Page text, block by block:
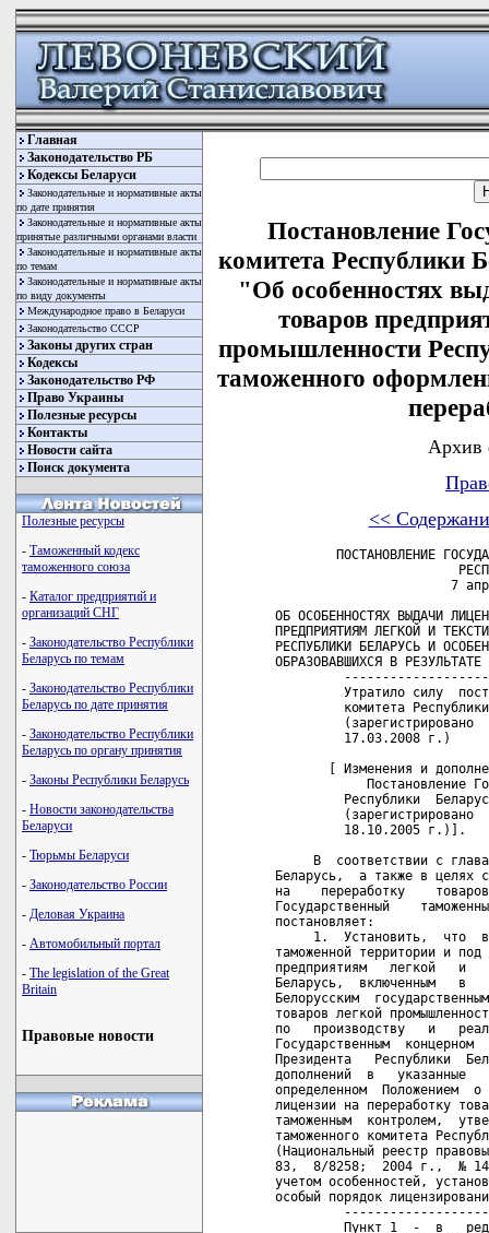
Главная
Законодательство РБ
Кодексы Беларуси
Законодательные и нормативные акты
по дате принятия
Законодательные и нормативные акты
принятые различными органами власти
Законодательные и нормативные акты
по темам
Законодательные и нормативные акты
по виду документы
Международное право в Беларуси
Законодательство СССР
Законы других стран
Кодексы
Законодательство РФ
Право Украины
Полезные ресурсы
Контакты
Новости сайта
Поиск документа
Полезные ресурсы
- Таможенный кодекс
таможенного союза
- Каталог предприятий и
организаций СНГ
- Законодательство Республики
Беларусь по темам
- Законодательство Республики
Беларусь по дате принятия
- Законодательство Республики
Беларусь по органу принятия
- Законы Республики Беларусь
- Новости законодательства
Беларуси
- Тюрьмы Беларуси
- Законодательство России
- Деловая Украина
- Автомобильный портал
- The legislation of the Great
Britain
Правовые новости
Постановление
комитета Республики
"Об особенностях
товаров
промышленности
таможенного
Архив
<<
ПОСТАНОВЛЕНИЕ ГОСУДАРСТВЕННОГО ТАМОЖЕННОГО КОМИТЕТА
                        РЕСПУБЛИКИ БЕЛАРУСЬ
                       7 апреля 2003 г. № 28

ОБ ОСОБЕННОСТЯХ ВЫДАЧИ ЛИЦЕНЗИИ НА ПЕРЕРАБОТКУ ТОВАРОВ
ПРЕДПРИЯТИЯМ ЛЕГКОЙ И ТЕКСТИЛЬНОЙ ПРОМЫШЛЕННОСТИ
РЕСПУБЛИКИ БЕЛАРУСЬ И ОСОБЕННОСТЯХ ТАМОЖЕННОГО ОФОРМЛЕНИЯ
ОБРАЗОВАВШИХСЯ В РЕЗУЛЬТАТЕ ПЕРЕРАБОТКИ ТОВАРОВ
         --------------------------------------------------------+++
         Утратило силу  постановлением  Государственного таможенного
         комитета Республики Беларусь от 26 февраля  2008  г.  №  29
         (зарегистрировано  в  Национальном  реестре  - № 8/18407 от
         17.03.2008 г.)    

       [ Изменения и дополнения:
            Постановление Государственного    таможенного   комитета
         Республики  Беларусь  от   5   октября   2005   г.   №   69
         (зарегистрировано  в  Национальном  реестре  - № 8/13250 от
         18.10.2005 г.)].

     В  соответствии с главами 9 и 10 Таможенного кодекса Республики
Беларусь,  а также в целях совершенствования порядка выдачи лицензий
на    переработку    товаров    и   упрощения  таможенных   процедур
Государственный    таможенный    комитет    Республики      Беларусь
постановляет:
     1.  Установить,  что  выдача лицензий на переработку товаров на
таможенной территории и под таможенным контролем (далее -  лицензии)
предприятиям   легкой   и   текстильной   промышленности  Республики
Беларусь,  включенным   в   перечни,   утверждаемые   соответственно
Белорусским  государственным  концерном по производству и реализации
товаров легкой промышленности, Белорусским государственным концерном
по   производству   и   реализации  товаров  народного  потребления,
Государственным  концерном  "Белхудожпромыслы"   Управления   делами
Президента   Республики  Беларусь,  а  также  внесение  изменений  и
дополнений  в   указанные   лицензии   осуществляются   в   порядке,
определенном  Положением  о  порядке выдачи,  аннулирования и отзыва
лицензии на переработку товаров на (вне) таможенной территории и под
таможенным  контролем,  утвержденным постановлением Государственного
таможенного комитета Республики Беларусь от 23  мая  2002  г.  №  32
(Национальный реестр правовых актов Республики Беларусь,  2002 г., №
83,  8/8258;  2004 г.,  № 144,  8/11465; 2005 г., № 125, 8/12980), с
учетом особенностей, установленных настоящим постановлением (далее -
особый порядок лицензирования).
         --------------------------------------------------------+++
         Пункт 1  -  в   редакции   постановления   Государственного
         таможенного  комитета Республики Беларусь от 5 октября 2005
         г.  № 69  (зарегистрировано  в  Национальном  реестре  -  №
         8/13250 от 18.10.2005 г.).

            1. Установить,  что  выдача  лицензий   на   переработку
         товаров на таможенной территории и под таможенным контролем
         (далее  -  лицензия)  предприятиями  легкой  и  текстильной
         промышленности Республики Беларусь, включенными в перечень,
         утверждаемый  Белорусским  государственным   концерном   по
         производству  и  реализации  товаров  легкой промышленности
         (далее - концерн),  а также внесение изменений и дополнений
         в указанные лицензии осуществляются в порядке, определенном
         Положением  о  порядке  выдачи,  аннулирования   и   отзыва
         лицензии   на   переработку  товаров  на  (вне)  таможенной
         территории  и  под   таможенным   контролем,   утвержденным
         постановлением    Государственного   таможенного   комитета
         Республики Беларусь от 23 мая 2002 г.  №  32  (Национальный
         реестр правовых актов Республики Беларусь,  2002 г.,  № 83,
         8/8258),  с учетом  особенностей,  установленных  настоящим
         постановлением (далее - особый порядок лицензирования).
         --------------------------------------------------------+++

     2. Указанные   в  пункте  1  настоящего  постановления  перечни
предприятий,   имеющих   право   на   применение   особого   порядка
лицензирования (далее - заинтересованные лица), доводятся концернами
в  письменной  форме  до   Государственного   таможенного   комитета
Республики Беларусь.
         --------------------------------------------------------+++
         Пункт 2  -  в   редакции   постановления   Государственного
         таможенного  комитета Республики Беларусь от 5 октября 2005
         г.  № 69  (зарегистрировано  в  Национальном  реестре  -  №
         8/13250 от 18.10.2005 г.).

            2. Перечень    предприятий    легкой    и